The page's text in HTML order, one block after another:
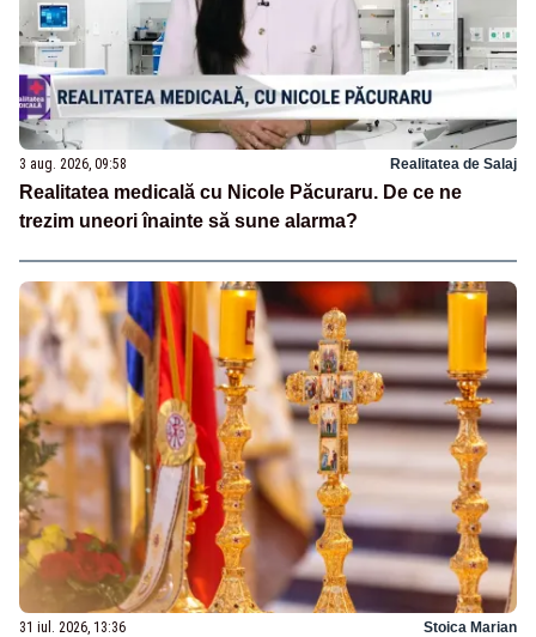
3 aug. 2026, 09:58 Realitatea de Salaj
Realitatea medicală cu Nicole Păcuraru. De ce ne
trezim uneori înainte să sune alarma?
31 iul. 2026, 13:36 Stoica Marian